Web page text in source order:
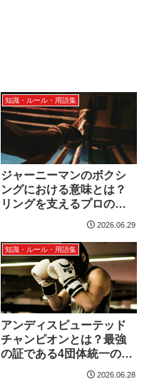
知識・ルール・用語集
ジャーニーマンのボクシ
ングにおける意味とは？
リングを支えるプロの凄
2026.06.29
知識・ルール・用語集
アンディスピューテッド
チャンピオンとは？最強
の証である4団体統一の定
義と魅力を徹底解説
2026.06.28